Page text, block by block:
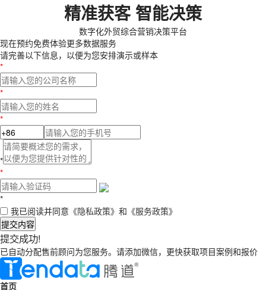
精准获客 智能决策
数字化外贸综合营销决策平台
现在预约免费体验更多数据服务
请完善以下信息，以便为您安排演示或样本
*
*
*
*
*
*
我已阅读并同意 《隐私政策》 和 《服务政策》
提交内容
提交成功!
已自动分配售前顾问为您服务。请添加微信，更快获取项目案例和报价
首页